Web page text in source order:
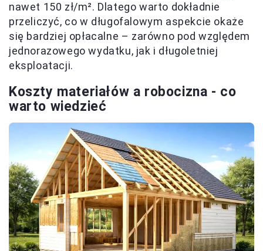
nawet 150 zł/m². Dlatego warto dokładnie
przeliczyć, co w długofalowym aspekcie okaże
się bardziej opłacalne – zarówno pod względem
jednorazowego wydatku, jak i długoletniej
eksploatacji.
Koszty materiałów a robocizna - co
warto wiedzieć